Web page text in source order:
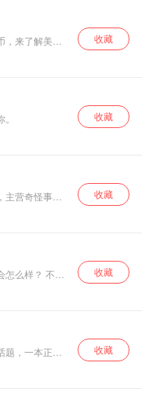
年人的世界
理是在警示
子‘’，但是
，不过事过
别有一番滋
来了解美国
悉又陌生的
收藏
收藏
营奇怪事物
收藏
么样？ 不说
反装X，反说
收藏
，一本正经
收藏